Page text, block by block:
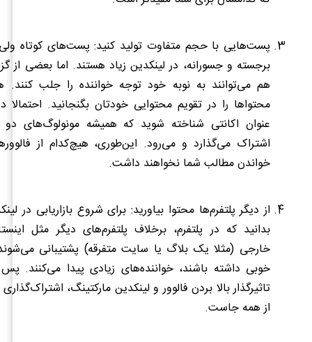
پست‌هایی با حجم متفاوت تولید کنید:پست‌های کوتاه
برجسته و جسورانه، در لینکدین زیاد هستند. اما بعضی از
هم می‌توانند به نوبه خود توجه خواننده را جلب
محتواها را در تقویم محتوایی خودتان بگنجانید.
عنوان اکانتی شناخته شوید که همیشه مونولوگ‌های
اشتراک می‌گذارد و می‌رود. این‌طوری، هیچ‌کدام از
خواندن مطالب شما نخواهند داشت.
از دیگر پلتفرم‌ها محتوا بیاورید:برای شروع بازاریابی در
بدانید که در پلتفرم، برخلاف پلتفرم‌های دیگر مثل
خارجی (مثلا یک بلاگ یا سایت متفرقه) پشتیبانی
خوبی داشته باشند، خواننده‌های زیادی پیدا می‌کنند.
تاثیرگذار بالا بردن فالوور و لینکدین مارکتینگ،
از همه جاست.